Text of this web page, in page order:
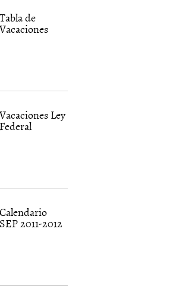
Tabla de
Vacaciones
Vacaciones Ley
Federal
Calendario
SEP 2011-2012